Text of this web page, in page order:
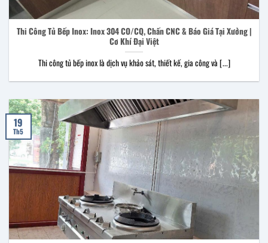
Thi Công Tủ Bếp Inox: Inox 304 CO/CQ, Chấn CNC & Báo Giá Tại Xưởng |
Cơ Khí Đại Việt
Thi công tủ bếp inox là dịch vụ khảo sát, thiết kế, gia công và [...]
19
Th5